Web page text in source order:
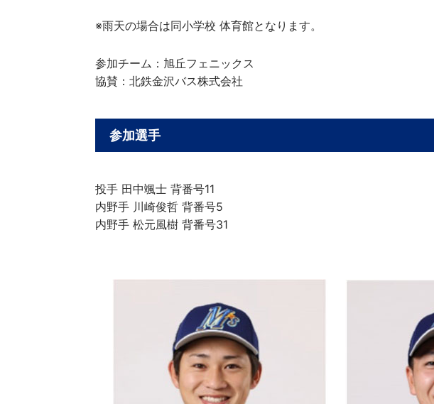
※雨天の場合は同小学校 体育館となります。
参加チーム：旭丘フェニックス
協賛：北鉄金沢バス株式会社
参加選手
投手 田中颯士 背番号11
内野手 川崎俊哲 背番号5
内野手 松元風樹 背番号31